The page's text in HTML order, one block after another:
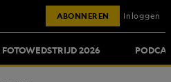
FOTOWEDSTRIJD 2026
ABONNEREN Inloggen